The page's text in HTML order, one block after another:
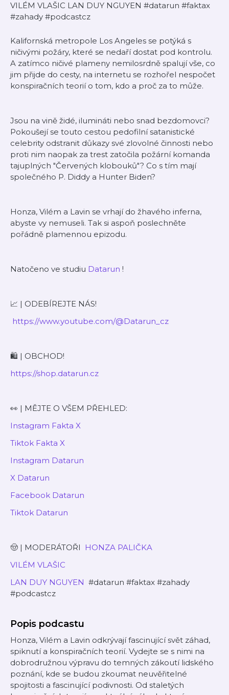
⁠⁠⁠⁠⁠⁠⁠⁠⁠⁠⁠VILÉM VLAŠIC⁠⁠⁠⁠⁠⁠⁠⁠⁠⁠⁠⁠⁠⁠⁠⁠⁠⁠⁠⁠⁠⁠⁠⁠⁠⁠⁠⁠⁠⁠⁠⁠⁠⁠⁠ ⁠⁠⁠⁠⁠⁠⁠⁠⁠⁠⁠LAN DUY NGUYEN⁠⁠⁠⁠⁠⁠⁠⁠⁠⁠⁠⁠ #datarun #faktax
#zahady #podcastcz
Kalifornská metropole Los Angeles se potýká s
ničivými požáry, které se nedaří dostat pod kontrolu.
A zatímco ničivé plameny nemilosrdně spalují vše, co
jim přijde do cesty, na internetu se rozhořel nespočet
konspiračních teorií o tom, kdo a proč za to může.
Jsou na vině židé, ilumináti nebo snad bezdomovci?
Pokoušejí se touto cestou pedofilní satanistické
celebrity odstranit důkazy své zlovolné činnosti nebo
proti nim naopak za trest zatočila požární komanda
tajuplných "Červených klobouků"? Co s tím mají
společného P. Diddy a Hunter Biden?
Honza, Vilém a Lavin se vrhají do žhavého inferna,
abyste vy nemuseli. Tak si aspoň poslechněte
pořádně plamennou epizodu.
Natočeno ve studiu ⁠⁠⁠⁠⁠⁠⁠⁠⁠⁠⁠⁠Datarun⁠⁠⁠⁠⁠⁠⁠⁠⁠⁠⁠⁠ !
📈 | ODEBÍREJTE NÁS!
⁠⁠⁠⁠⁠⁠⁠⁠⁠⁠⁠⁠ https://www.youtube.com/@Datarun_cz⁠⁠⁠⁠⁠⁠⁠⁠⁠⁠⁠⁠
🛍️ | OBCHOD!
⁠⁠⁠⁠⁠⁠⁠⁠⁠⁠⁠⁠https://shop.datarun.cz⁠⁠⁠⁠⁠⁠⁠⁠⁠⁠⁠⁠
👀 | MĚJTE O VŠEM PŘEHLED:
⁠⁠⁠⁠⁠⁠⁠⁠⁠⁠Instagram Fakta X⁠⁠⁠⁠⁠⁠⁠⁠⁠⁠
⁠⁠⁠⁠⁠Tiktok Fakta X⁠⁠⁠⁠⁠
⁠⁠⁠⁠⁠⁠⁠⁠⁠⁠⁠⁠Instagram Datarun⁠⁠⁠⁠⁠⁠⁠⁠⁠⁠⁠⁠
⁠⁠⁠⁠⁠⁠⁠⁠⁠⁠⁠⁠X Datarun⁠⁠⁠⁠⁠⁠⁠⁠⁠⁠⁠⁠
⁠⁠⁠⁠⁠⁠⁠⁠⁠⁠⁠⁠Facebook Datarun⁠⁠⁠⁠⁠⁠⁠⁠⁠⁠⁠⁠
⁠⁠⁠⁠⁠⁠⁠⁠⁠⁠⁠⁠Tiktok Datarun⁠⁠⁠⁠⁠⁠⁠⁠⁠⁠⁠⁠
🤠 | MODERÁTOŘI
⁠⁠⁠⁠⁠⁠⁠⁠⁠⁠⁠⁠ HONZA PALIČKA⁠⁠⁠⁠⁠⁠⁠⁠⁠⁠⁠⁠
⁠⁠⁠⁠⁠⁠⁠⁠⁠⁠⁠VILÉM VLAŠIC⁠⁠⁠⁠⁠⁠⁠⁠⁠⁠⁠⁠
⁠⁠⁠⁠⁠⁠⁠⁠⁠⁠⁠LAN DUY NGUYEN⁠⁠⁠⁠⁠⁠ ⁠⁠⁠⁠⁠⁠ #datarun #faktax #zahady
#podcastcz
Popis podcastu
Honza, Vilém a Lavin odkrývají fascinující svět záhad,
spiknutí a konspiračních teorií. Vydejte se s nimi na
dobrodružnou výpravu do temných zákoutí lidského
poznání, kde se budou zkoumat neuvěřitelné
spojitosti a fascinující podivnosti. Od staletých